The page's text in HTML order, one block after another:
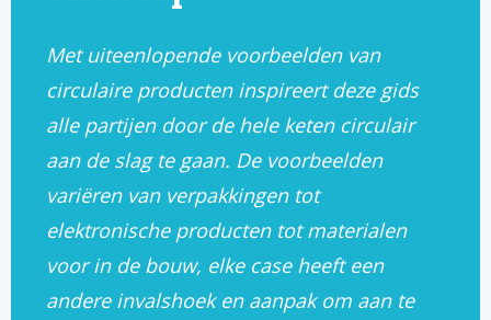
Met uiteenlopende voorbeelden van
circulaire producten inspireert deze gids
alle partijen door de hele keten circulair
aan de slag te gaan. De voorbeelden
variëren van verpakkingen tot
elektronische producten tot materialen
voor in de bouw, elke case heeft een
andere invalshoek en aanpak om aan te